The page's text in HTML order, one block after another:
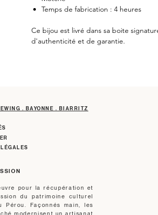
Temps de fabrication : 4 heures
Ce bijou est livré dans sa boite
d'authenticité et de garantie.
. BAYONNE . BIARRITZ
pour la récupération et
du patrimoine culturel
Pérou. Façonnés main, les